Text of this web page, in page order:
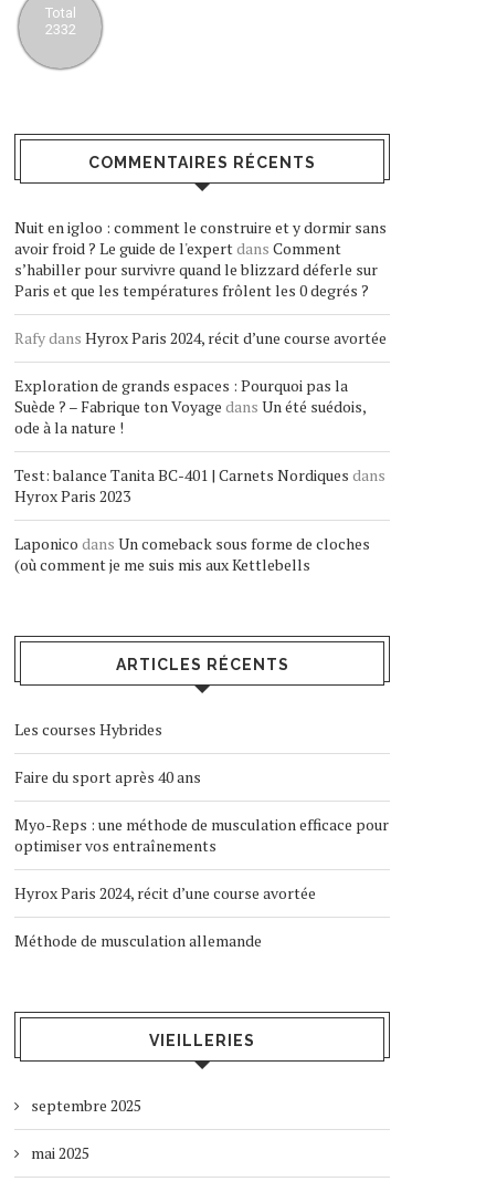
Total
2332
COMMENTAIRES RÉCENTS
Nuit en igloo : comment le construire et y dormir sans
avoir froid ? Le guide de l'expertdans Comment
s’habiller pour survivre quand le blizzard déferle sur
Paris et que les températures frôlent les 0 degrés ?
Rafydans Hyrox Paris 2024, récit d’une course avortée
Exploration de grands espaces : Pourquoi pas la
Suède ? – Fabrique ton Voyage dans Un été suédois,
ode à la nature !
Test: balance Tanita BC-401 | Carnets Nordiques dans
Hyrox Paris 2023
Laponico dans Un comeback sous forme de cloches
(où comment je me suis mis aux Kettlebells
ARTICLES RÉCENTS
Les courses Hybrides
Faire du sport après 40 ans
Myo-Reps : une méthode de musculation efficace pour
optimiser vos entraînements
Hyrox Paris 2024, récit d’une course avortée
Méthode de musculation allemande
VIEILLERIES
septembre 2025
mai 2025